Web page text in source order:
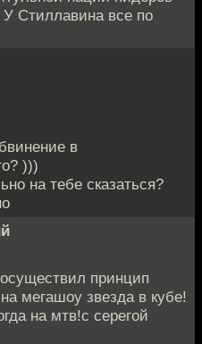
У Стиллавина все по
в
)))
на тебе сказаться?
принцип
мегашоу звезда в кубе!
на мтв!с серегой